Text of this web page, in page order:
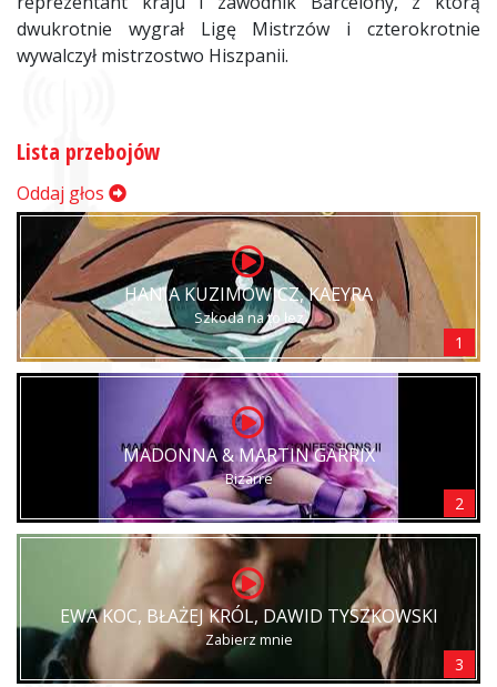
dwukrotnie wygrał Ligę Mistrzów i czterokrotnie
wywalczył mistrzostwo Hiszpanii.
Lista przebojów
Oddaj głos
HANIA KUZIMOWICZ, KAEYRA
Szkoda na to łez
1
MADONNA & MARTIN GARRIX
Bizarre
2
EWA KOC, BŁAŻEJ KRÓL, DAWID TYSZKOWSKI
Zabierz mnie
3